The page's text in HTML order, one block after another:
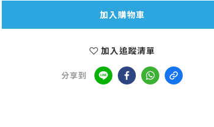
加入購物車
加入追蹤清單
分享到